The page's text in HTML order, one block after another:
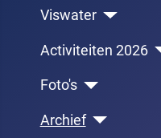
Viswater
Activiteiten 2026
Foto's
Archief